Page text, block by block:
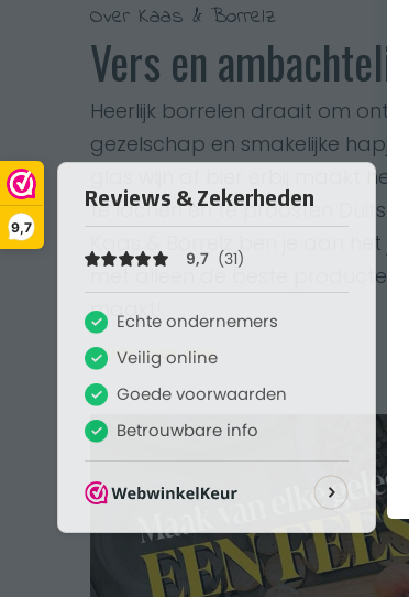
9,7
Over Kaas & Borrelz
Vers en ambachtelijk
Heerlijk borrelen draait om
gezelschap en smakelijke
glas wijn of bier erbij maakt
te lachen en te proosten Duits
Kaas & Borrelz ben je aan het
met alleen de beste producten,
maakt!
Meer over ons